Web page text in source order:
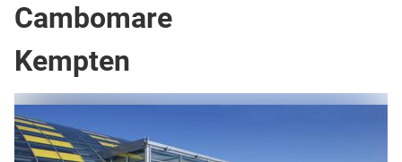
Cambomare
Kempten